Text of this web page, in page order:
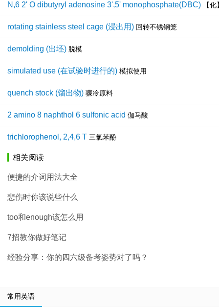
N,6 2' O dibutyryl adenosine 3',5' monophosphate(DBC) 【
rotating stainless steel cage (浸出用) 回转不锈钢笼
demolding (出坯) 脱模
simulated use (在试验时进行的) 模拟使用
quench stock (馏出物) 骤冷原料
2 amino 8 naphthol 6 sulfonic acid 伽马酸
trichlorophenol, 2,4,6 T 三氯苯酚
相关阅读
便捷的介词用法大全
悲伤时你该说些什么
too和enough该怎么用
7招教你做好笔记
经验分享：你的四六级备考姿势对了吗？
常用英语